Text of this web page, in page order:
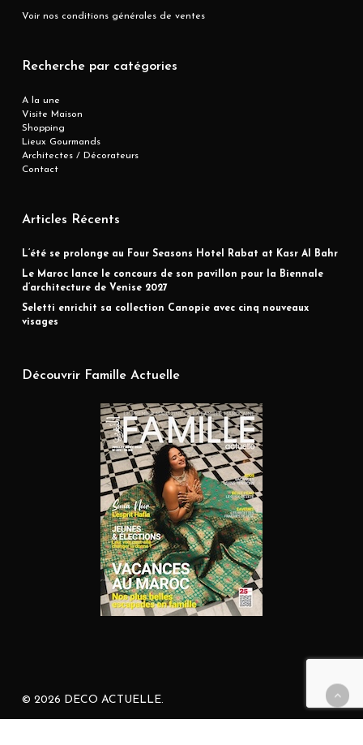
Voir nos conditions générales de ventes
Recherche par catégories
A la une
Visite Maison
Shopping
Lieux Gourmands
Architectes / Décorateurs
Contact
Articles Récents
L’été se prolonge au Four Seasons Hotel Rabat at Kasr Al Bahr
Le Maroc lance le concours de son pavillon pour la Biennale
d’architecture de Venise 2027
Seletti enrichit sa collection Canopie avec cinq nouveaux
visages
Découvrir Famille Actuelle
© 2026 DECO ACTUELLE.